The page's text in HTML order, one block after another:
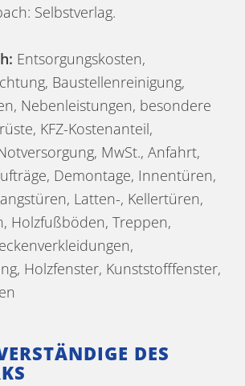
Selbstverlag.
Entsorgungskosten,
Baustellenreinigung,
Nebenleistungen, besondere
KFZ-Kostenanteil,
MwSt., Anfahrt,
Demontage, Innentüren,
Latten-, Kellertüren,
Holzfußböden, Treppen,
Holzfenster, Kunststofffenster,
DES